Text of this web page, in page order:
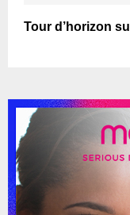
Tour d’horizon